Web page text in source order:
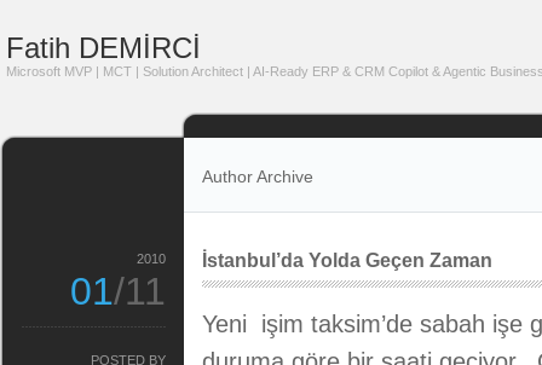
Fatih DEMİRCİ
Microsoft MVP | MCT | Solution Architect | AI-Ready ERP & CRM Copilot & Agentic
Author Archive
İstanbul’da Yolda Geçen Zaman
Yeni işim taksim’de sabah işe
2010
01/11
POSTED BY